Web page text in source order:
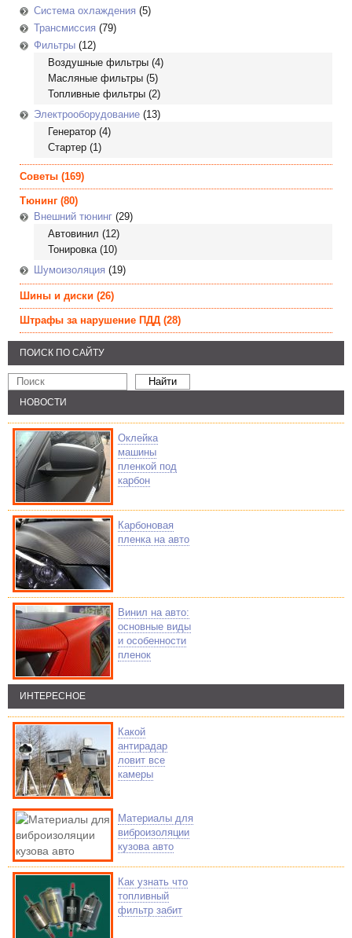
Система охлаждения (5)
Трансмиссия (79)
Фильтры (12)
Воздушные фильтры (4)
Масляные фильтры (5)
Топливные фильтры (2)
Электрооборудование (13)
Генератор (4)
Стартер (1)
Советы (169)
Тюнинг (80)
Внешний тюнинг (29)
Автовинил (12)
Тонировка(10)
Шумоизоляция (19)
Шины и диски (26)
Штрафы за нарушение ПДД (28)
ПОИСК ПО САЙТУ
НОВОСТИ
Оклейка
машины
пленкой под
карбон
Карбоновая
пленка на авто
Винил на авто:
основные виды
и особенности
пленок
ИНТЕРЕСНОЕ
Какой
антирадар
ловит все
камеры
Материалы для
виброизоляции
кузова авто
Как узнать что
топливный
фильтр забит